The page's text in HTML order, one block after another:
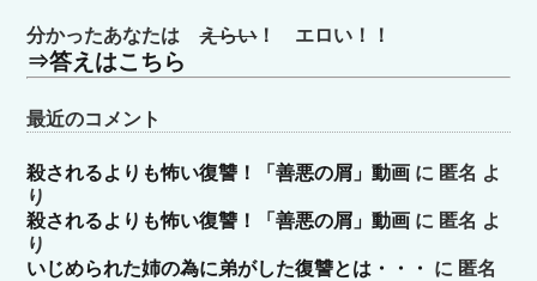
分かったあなたはえらい！ エロい！！
⇒答えはこちら
最近のコメント
殺されるよりも怖い復讐！「善悪の屑」動画 に 匿名 よ
り
殺されるよりも怖い復讐！「善悪の屑」動画 に 匿名 よ
り
いじめられた姉の為に弟がした復讐とは・・・
に 匿名